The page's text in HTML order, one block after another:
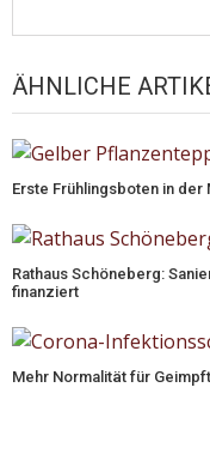
ÄHNLICHE
Erste Frühlingsboten in
Rathaus Schöneberg:
finanziert
Mehr Normalität für